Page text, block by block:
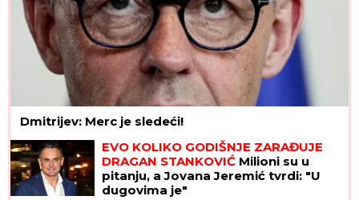
Dmitrijev: Merc je sledeći!
EVO KOLIKO GODIŠNJE ZARAĐUJE
DRAGAN STANKOVIĆ Milioni su u
pitanju, a Jovana Jeremić tvrdi: "U
dugovima je"